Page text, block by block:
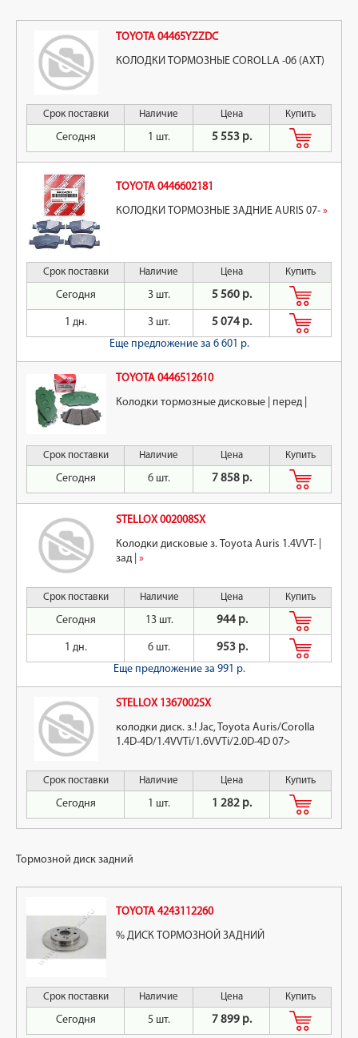
TOYOTA 04465YZZDC
КОЛОДКИ ТОРМОЗНЫЕ COROLLA -06 (АХТ)
Срок поставки Наличие Цена Купить
Сегодня 1 шт. 5 553 р.
TOYOTA 0446602181
КОЛОДКИ ТОРМОЗНЫЕ ЗАДНИЕ AURIS 07- »
Срок поставки Наличие Цена Купить
Сегодня 3 шт. 5 560 р.
1 дн. 3 шт.
5 074 р.
Еще предложение за 6 601 р.
TOYOTA 0446512610
Колодки тормозные дисковые | перед |
Срок поставки Наличие Цена Купить
Сегодня 6 шт. 7 858 р.
STELLOX 002008SX
Колодки дисковые з. Toyota Auris 1.4VVT- |
зад | »
Срок поставки Наличие Цена Купить
Сегодня 13 шт. 944 р.
1 дн. 6 шт.
953 р.
Еще предложение за 991 р.
STELLOX 1367002SX
колодки диск. з.! Jac, Toyota Auris/Corolla
1.4D-4D/1.4VVTi/1.6VVTi/2.0D-4D 07>
Срок поставки Наличие Цена Купить
Сегодня 1 шт. 1 282 р.
Тормозной диск задний
TOYOTA 4243112260
% ДИСК ТОРМОЗНОЙ ЗАДНИЙ
Срок поставки Наличие Цена Купить
Сегодня 5 шт. 7 899 р.